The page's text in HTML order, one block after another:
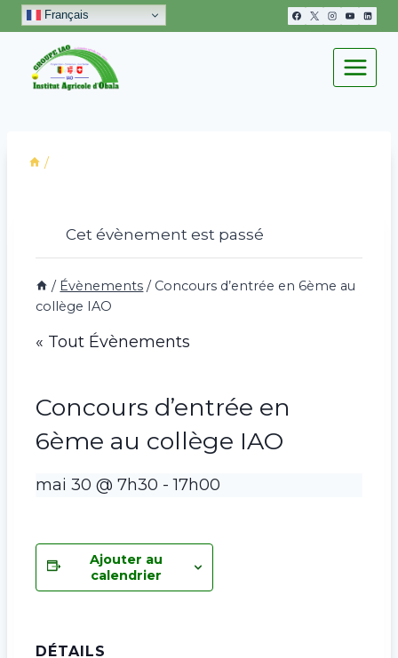
Aller
au
contenu
Français
/
Cet évènement est passé
/ Évènements / Concours d’entrée en 6ème au
collège IAO
« Tout Évènements
Concours d’entrée en
6ème au collège IAO
mai 30 @ 7h30 -17h00
Ajouter au
calendrier
DÉTAILS